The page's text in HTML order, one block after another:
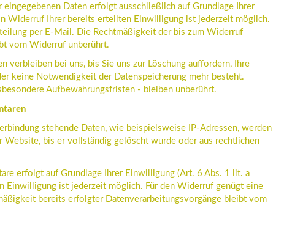
Daten erfolgt ausschließlich auf Grundlage Ihrer
Widerruf Ihrer bereits erteilten Einwilligung ist jederzeit möglich.
per E-Mail. Die Rechtmäßigkeit der bis zum Widerruf
vom Widerruf unberührt.
verbleiben bei uns, bis Sie uns zur Löschung auffordern, Ihre
keine Notwendigkeit der Datenspeicherung mehr besteht.
Aufbewahrungsfristen - bleiben unberührt.
stehende Daten, wie beispielsweise IP-Adressen, werden
Website, bis er vollständig gelöscht wurde oder aus rechtlichen
erfolgt auf Grundlage Ihrer Einwilligung (Art. 6 Abs. 1 lit. a
Einwilligung ist jederzeit möglich. Für den Widerruf genügt eine
bereits erfolgter Datenverarbeitungsvorgänge bleibt vom